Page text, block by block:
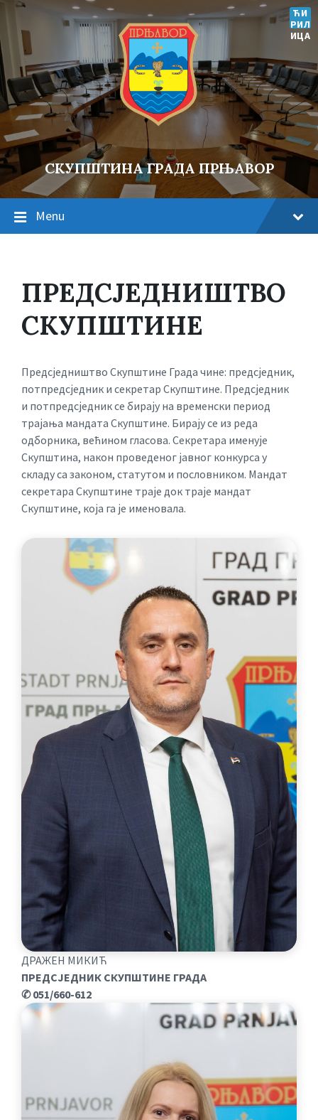
ЋИ
РИЛ
ИЦА
СКУПШТИНА ГРАДА ПРЊАВОР
Menu
ПРЕДСЈЕДНИШТВО
СКУПШТИНЕ
Предсједништво Скупштине Града чине: предсједник,
потпредсједник и секретар Скупштине. Предсједник
и потпредсједник се бирају на временски период
трајања мандата Скупштине. Бирају се из реда
одборника, већином гласова. Секретара именује
Скупштина, након проведеног јавног конкурса у
складу са законом, статутом и пословником. Мандат
секретара Скупштине траје док траје мандат
Скупштине, која га је именовала.
ДРАЖЕН МИКИЋ
ПРЕДСЈЕДНИК СКУПШТИНЕ ГРАДА
✆ 051/660-612